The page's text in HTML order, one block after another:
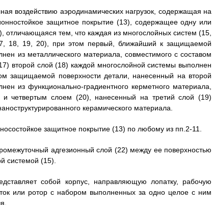
воздействию аэродинамических нагрузок, содержащая на
защитное покрытие (13), содержащее одну или
отличающаяся тем, что каждая из многослойных систем (15,
18, 19, 20), при этом первый, ближайший к защищаемой
из металлического материала, совместимого с составом
второй слой (18) каждой многослойной системы выполнен
защищаемой поверхности детали, нанесенный на второй
из функционально-градиентного керметного материала,
четвертым слоем (20), нанесенный на третий слой (19)
керамического материала.
защитное покрытие (13) по любому из пп.2-11.
адгезионный слой (22) между ее поверхностью
системой (15).
собой корпус, направляющую лопатку, рабочую
или ротор с набором выполненных за одно целое с ним